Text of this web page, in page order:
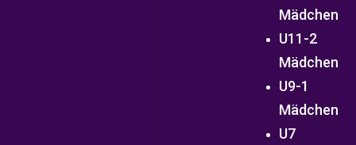
Mädchen
U11-2
Mädchen
U9-1
Mädchen
U7